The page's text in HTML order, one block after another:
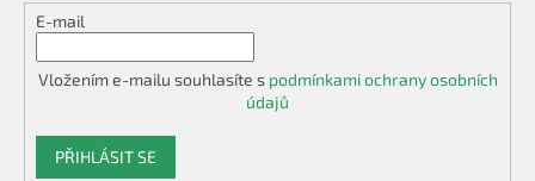
E-mail
Vložením e-mailu souhlasíte s podmínkami ochrany osobních
údajů
PŘIHLÁSIT SE